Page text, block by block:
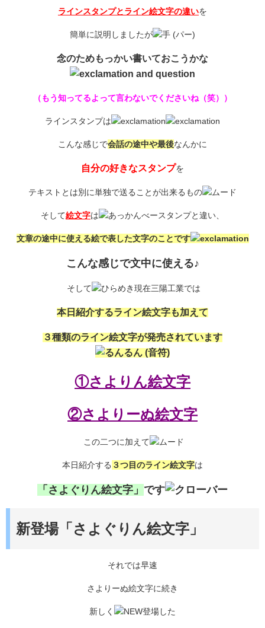
ラインスタンプとライン絵文字の違いを
簡単に説明しましたが
念のためもっかい書いておこうかな
（もう知ってるよって言わないでくださいね（笑））
ラインスタンプは
こんな感じで会話の途中や最後なんかに
自分の好きなスタンプを
テキストとは別に単独で送ることが出来るもの
そして絵文字は スタンプと違い、
文章の途中に使える絵で表した文字のことです
こんな感じで文中に使える♪
そして 現在三陽工業では
本日紹介するライン絵文字も加えて
３種類のライン絵文字が発売されています
①さよりん絵文字
②さよりーぬ絵文字
この二つに加えて
本日紹介する ３つ目のライン絵文字は
「さよぐりん絵文字」 です
新登場「さよぐりん絵文字」
それでは早速
さよりーぬ絵文字に続き
新しく 登場した